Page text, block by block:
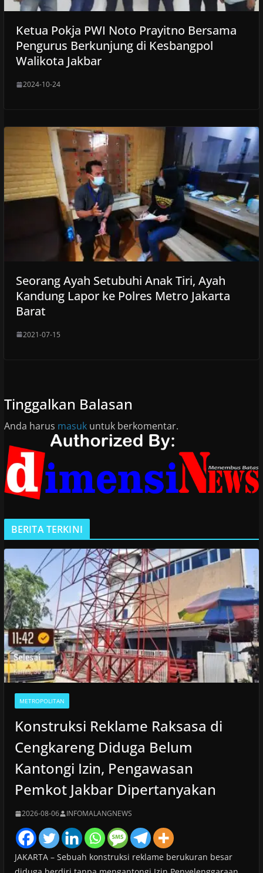
Ketua Pokja PWI Noto Prayitno Bersama
Pengurus Berkunjung di Kesbangpol
Walikota Jakbar
2024-10-24
Seorang Ayah Setubuhi Anak Tiri, Ayah
Kandung Lapor ke Polres Metro Jakarta
Barat
2021-07-15
Tinggalkan Balasan
Anda harus masukuntuk berkomentar.
BERITA TERKINI
METROPOLITAN
Konstruksi Reklame Raksasa di
Cengkareng Diduga Belum
Kantongi Izin, Pengawasan
Pemkot Jakbar Dipertanyakan
2026-08-06 INFOMALANGNEWS
JAKARTA – Sebuah konstruksi reklame berukuran besar